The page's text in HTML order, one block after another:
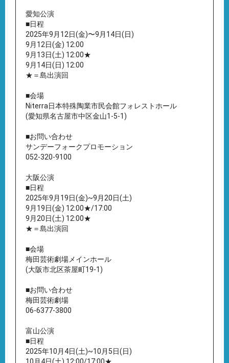
愛知公演
■日程
2025年9月12日(金)〜9月14日(日)
9月12日(金) 12:00
9月13日(土) 12:00★
9月14日(日) 12:00
★＝島出演回
■会場
Niterra日本特殊陶業市民会館フォレストホール
(愛知県名古屋市中区金山1-5-1)
■お問い合わせ
サンデーフォークプロモーション
052-320-9100
大阪公演
■日程
2025年9月19日(金)~9月20日(土)
9月19日(金) 12:00★/17:00
9月20日(土) 12:00★
★＝島出演回
■会場
梅田芸術劇場メインホール
(大阪市北区茶屋町19-1)
■お問い合わせ
梅田芸術劇場
06-6377-3800
富山公演
■日程
2025年10月4日(土)~10月5日(日)